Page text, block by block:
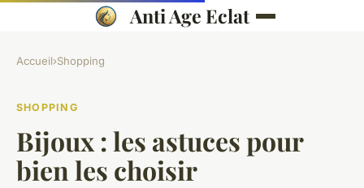
Anti Age Eclat
Accueil›Shopping
SHOPPING
Bijoux : les astuces pour
bien les choisir